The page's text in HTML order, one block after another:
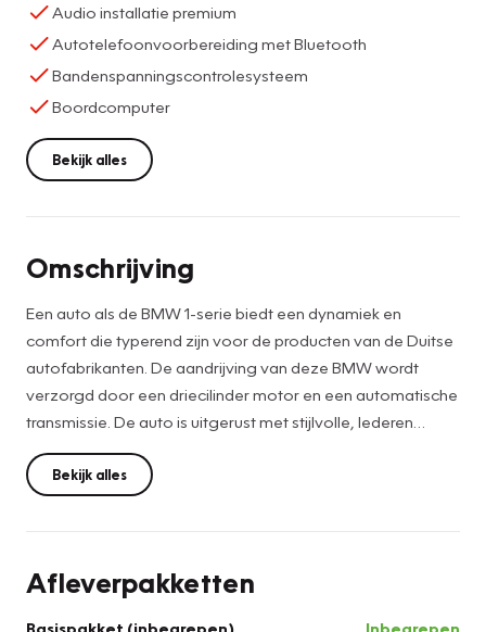
Audio installatie premium
Autotelefoonvoorbereiding met Bluetooth
Bandenspanningscontrolesysteem
Boordcomputer
Bekijk alles
Omschrijving
Een auto als de BMW 1-serie biedt een dynamiek en
comfort die typerend zijn voor de producten van de Duitse
autofabrikanten. De aandrijving van deze BMW wordt
verzorgd door een driecilinder motor en een automatische
transmissie. De auto is uitgerust met stijlvolle, lederen
bekleding. Deze BMW 1-serie heeft verwarmbare
voorstoelen, voor zowel bestuurder als bijrijder. Natuurlijk
zijn de sportstoelen super functioneel als het rechterpedaal
bediende glazen panoramadak. Bij de uitrusting van deze
Bekijk alles
Afleverpakketten
Basispakket (inbegrepen)
Inbegrepen